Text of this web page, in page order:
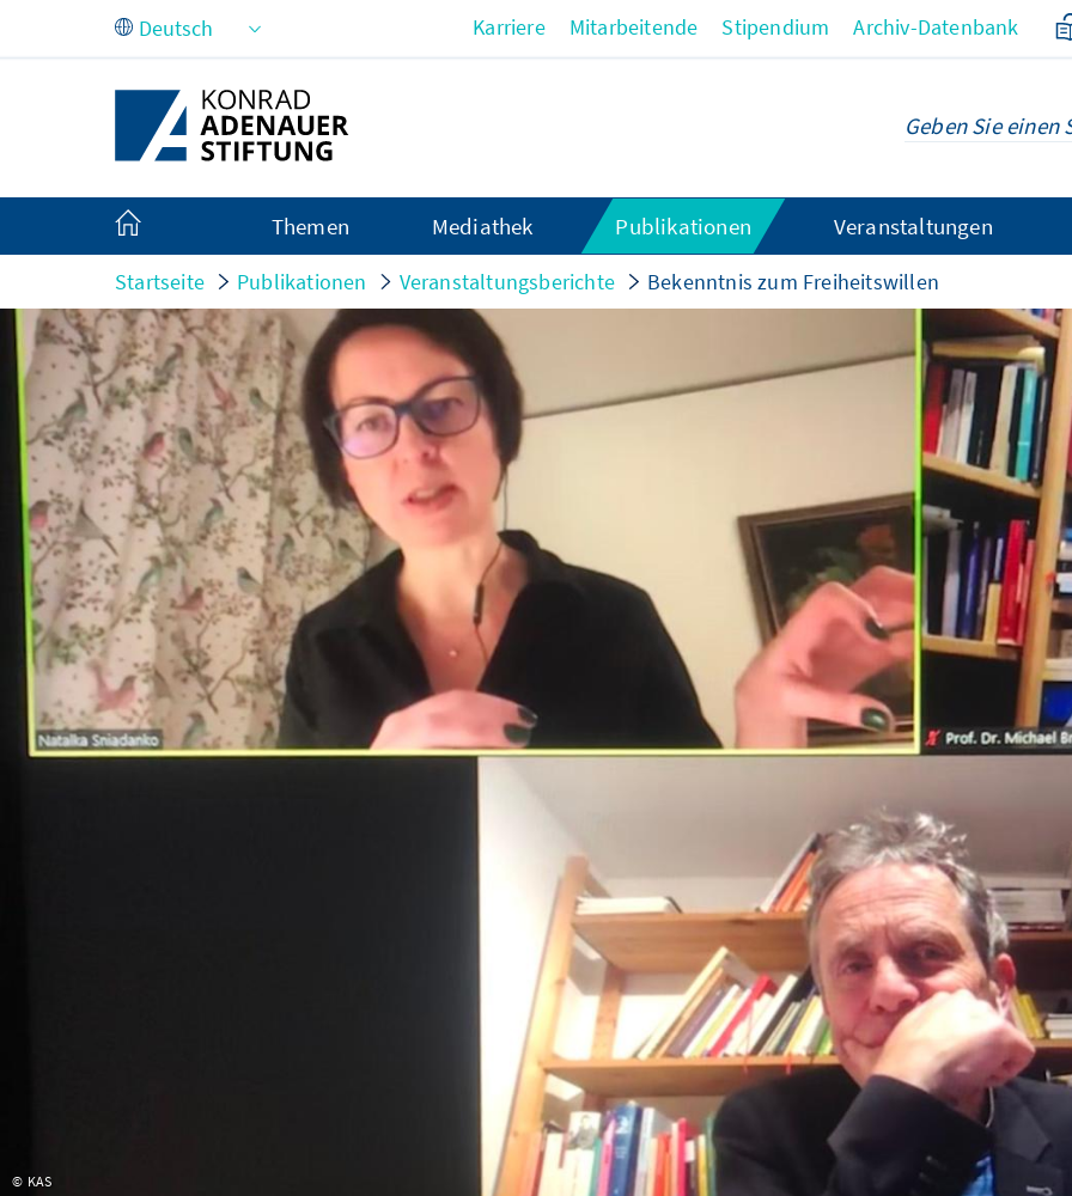
Zum Hauptinhalt springen Karriere Mitarbeitende Stipendium Archiv-Datenbank
Themen Mediathek Publikationen Veranstaltungen
Startseite Publikationen Veranstaltungsberichte Bekenntnis zum Freiheitswillen
KAS